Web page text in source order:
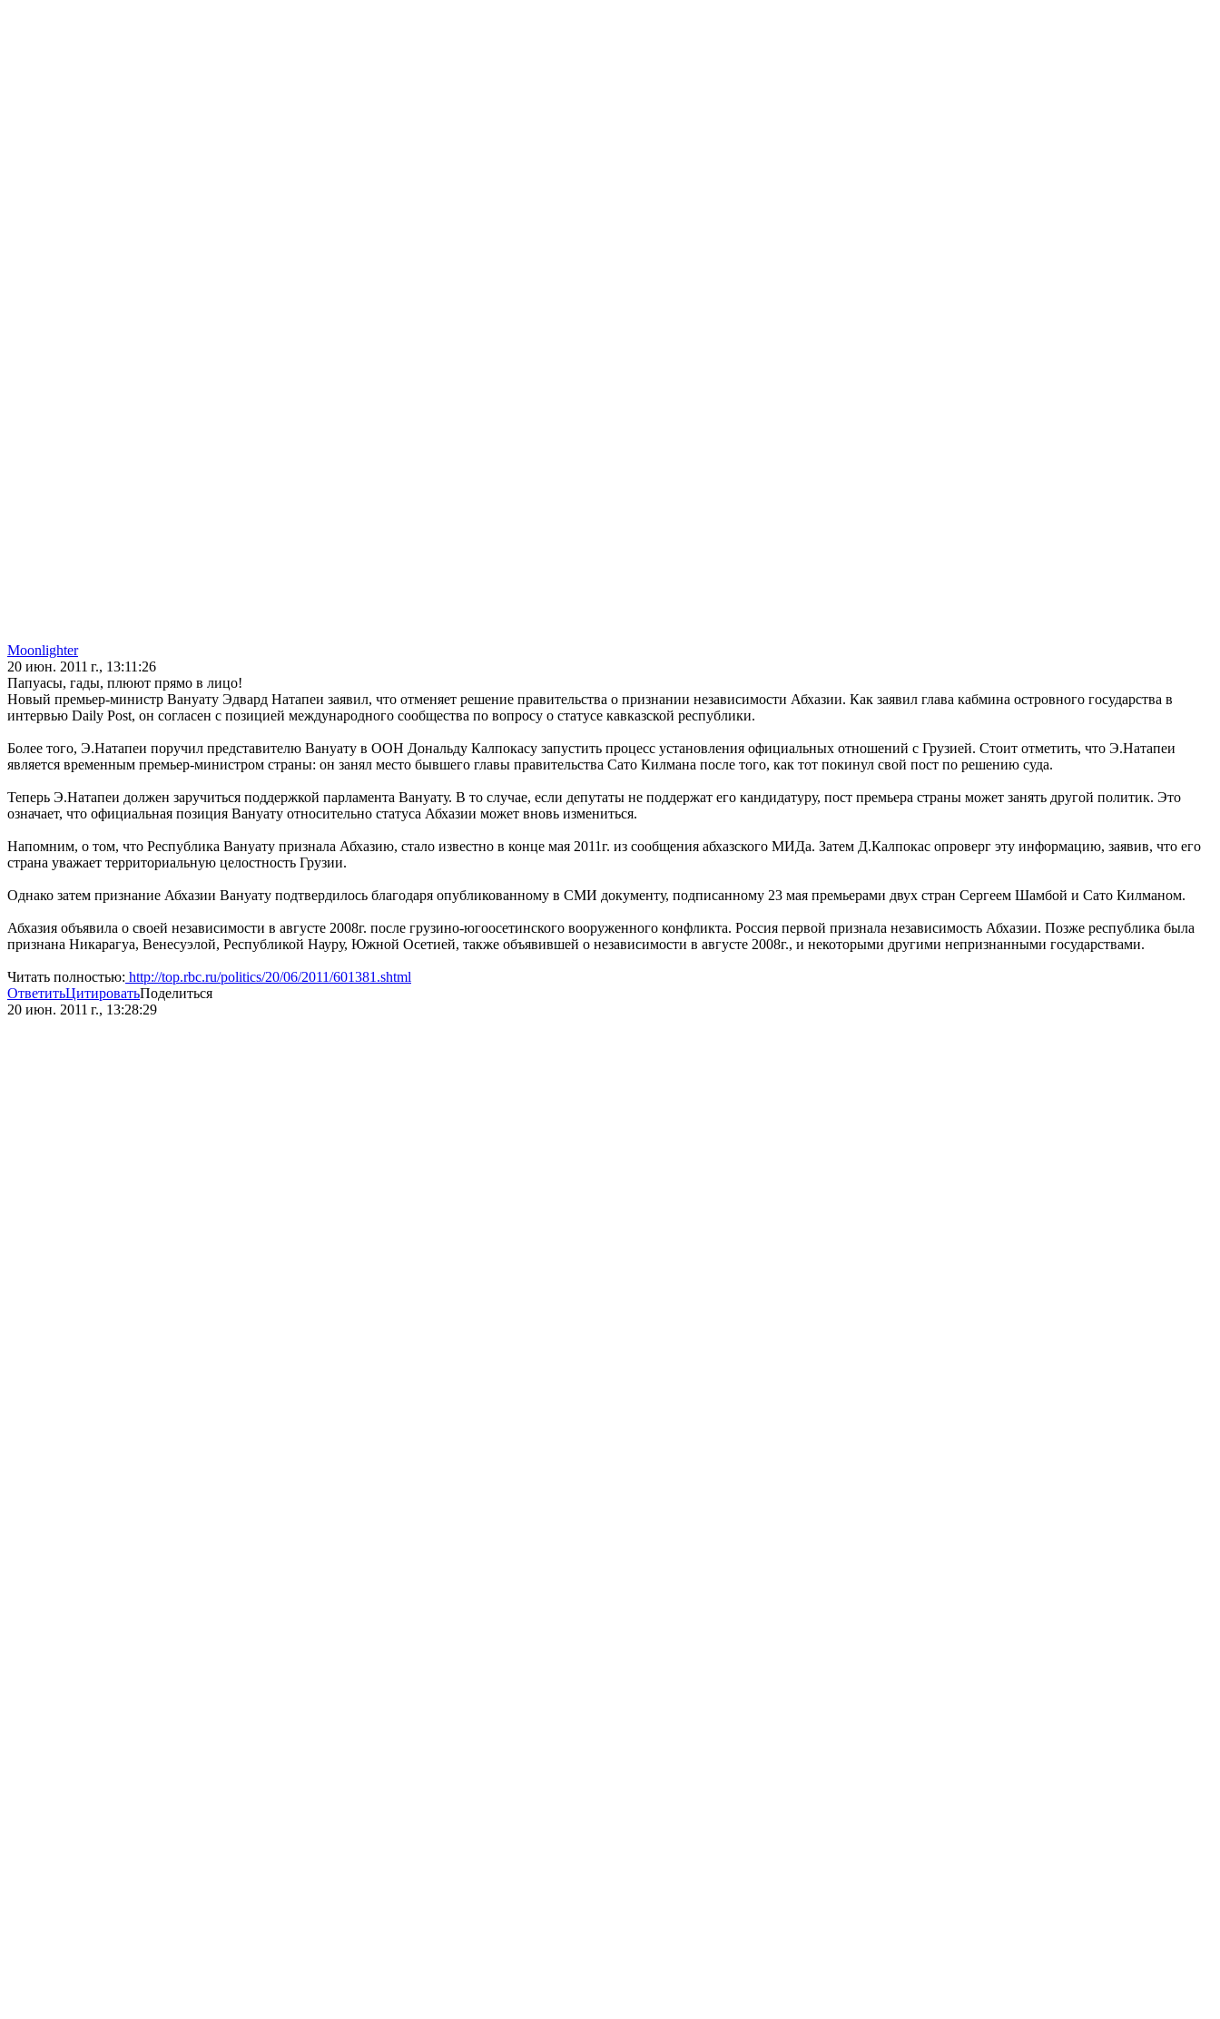
Moonlighter
20 июн. 2011 г., 13:11:26
Папуасы, гады, плюют прямо в лицо!
Новый премьер-министр Вануату Эдвард Натапеи заявил, что отменяет решение правительства о признании независимости Абхазии. Как заявил глава кабмина островного государства в
интервью Daily Post, он согласен с позицией международного сообщества по вопросу о статусе кавказской республики.
Более того, Э.Натапеи поручил представителю Вануату в ООН Дональду Калпокасу запустить процесс установления официальных отношений с Грузией. Стоит отметить, что Э.Натапеи
является временным премьер-министром страны: он занял место бывшего главы правительства Сато Килмана после того, как тот покинул свой пост по решению суда.
Теперь Э.Натапеи должен заручиться поддержкой парламента Вануату. В то случае, если депутаты не поддержат его кандидатуру, пост премьера страны может занять другой политик. Это
означает, что официальная позиция Вануату относительно статуса Абхазии может вновь измениться.
Напомним, о том, что Республика Вануату признала Абхазию, стало известно в конце мая 2011г. из сообщения абхазского МИДа. Затем Д.Калпокас опроверг эту информацию, заявив, что его
страна уважает территориальную целостность Грузии.
Однако затем признание Абхазии Вануату подтвердилось благодаря опубликованному в СМИ документу, подписанному 23 мая премьерами двух стран Сергеем Шамбой и Сато Килманом.
Абхазия объявила о своей независимости в августе 2008г. после грузино-югоосетинского вооруженного конфликта. Россия первой признала независимость Абхазии. Позже республика была
признана Никарагуа, Венесуэлой, Республикой Науру, Южной Осетией, также объявившей о независимости в августе 2008г., и некоторыми другими непризнанными государствами.
Читать полностью: http://top.rbc.ru/politics/20/06/2011/601381.shtml
ОтветитьЦитироватьПоделиться
20 июн. 2011 г., 13:28:29